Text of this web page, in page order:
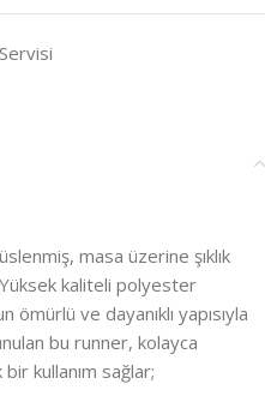
masa üzerine şıklık
kaliteli polyester
ve dayanıklı yapısıyla
bu runner, kolayca
kullanım sağlar;